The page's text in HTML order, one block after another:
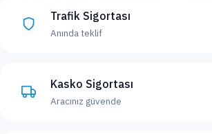
Trafik Sigortası
Anında teklif
Kasko Sigortası
Aracınız güvende